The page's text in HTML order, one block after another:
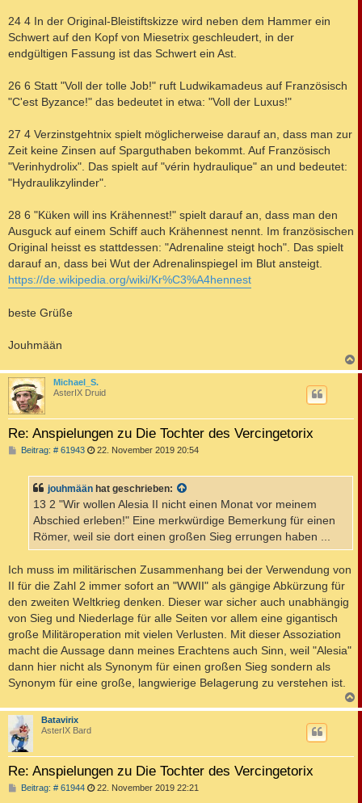
24 4 In der Original-Bleistiftskizze wird neben dem Hammer ein
Schwert auf den Kopf von Miesetrix geschleudert, in der
endgültigen Fassung ist das Schwert ein Ast.
26 6 Statt "Voll der tolle Job!" ruft Ludwikamadeus auf Französisch
"C'est Byzance!" das bedeutet in etwa: "Voll der Luxus!"
27 4 Verzinstgehtnix spielt möglicherweise darauf an, dass man zur
Zeit keine Zinsen auf Sparguthaben bekommt. Auf Französisch
"Verinhydrolix". Das spielt auf "vérin hydraulique" an und bedeutet:
"Hydraulikzylinder".
28 6 "Küken will ins Krähennest!" spielt darauf an, dass man den
Ausguck auf einem Schiff auch Krähennest nennt. Im französischen
Original heisst es stattdessen: "Adrenaline steigt hoch". Das spielt
darauf an, dass bei Wut der Adrenalinspiegel im Blut ansteigt.
https://de.wikipedia.org/wiki/Kr%C3%A4hennest
beste Grüße
Jouhmään
a
Michael_S.
AsterIX Druid
Re: Anspielungen zu Die Tochter des Vercingetorix
Beitrag: # 61943B
r
a
22. November 2019 20:54
jouhmään hat geschrieben:
13 2 "Wir wollen Alesia II nicht einen Monat vor meinem
Abschied erleben!" Eine merkwürdige Bemerkung für einen
Römer, weil sie dort einen großen Sieg errungen haben ...
Ich muss im militärischen Zusammenhang bei der Verwendung von
II für die Zahl 2 immer sofort an "WWII" als gängige Abkürzung für
den zweiten Weltkrieg denken. Dieser war sicher auch unabhängig
von Sieg und Niederlage für alle Seiten vor allem eine gigantisch
große Militäroperation mit vielen Verlusten. Mit dieser Assoziation
macht die Aussage dann meines Erachtens auch Sinn, weil "Alesia"
dann hier nicht als Synonym für einen großen Sieg sondern als
Synonym für eine große, langwierige Belagerung zu verstehen ist.
a
Batavirix
AsterIX Bard
Re: Anspielungen zu Die Tochter des Vercingetorix
Beitrag: # 61944B 22. November 2019 22:21